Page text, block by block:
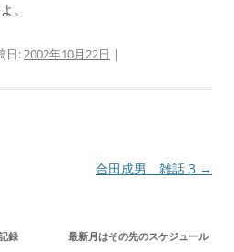
。
日:2002年10月22日 |
合田成男 雑話 3 →
演記録 最新月はその先のスケジュール